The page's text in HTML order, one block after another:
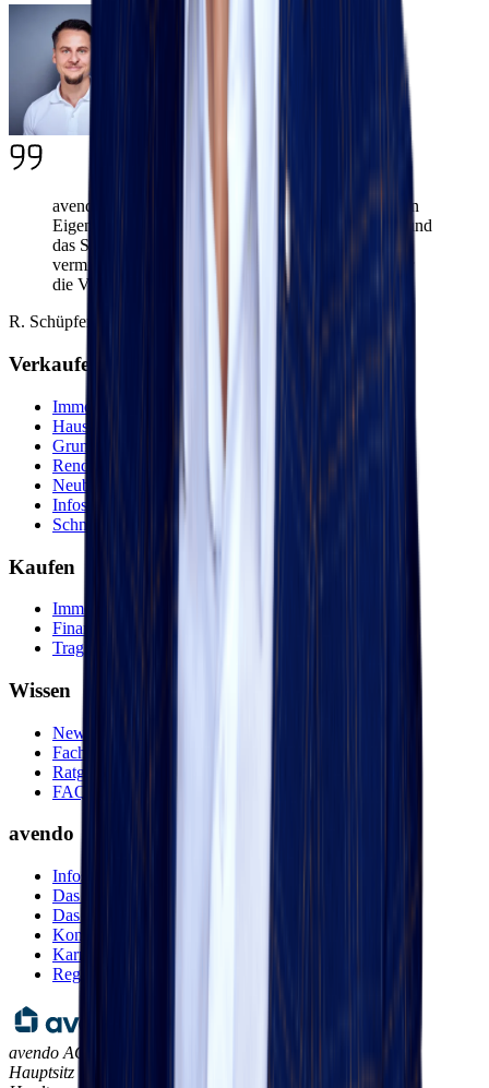
avendo ist die Plattform, nicht der Makler: Wir liefern
Eigentümerinnen und Eigentümern die Marktdaten und
das System für eine fundierte Entscheidung – und
vermitteln sie an einen regionalen Maklerpartner, der
die Vermarktung vor Ort übernimmt.
R. Schüpfer, CEO avendo
Verkaufen
Immobilie verkaufen
Haus / Wohnung
Grundstück
Renditeobjekt
Neubauprojekte
Infos zur Bewertung
Schnellbewertung
Kaufen
Immobilien
Finanzierungsberatung
Tragbarkeitsanalyse
Wissen
News
Fachwissen
Ratgeber
FAQ
avendo
Infos zur Plattform
Das avendo Prinzip
Das Team
Kontakt
Karriere
Regionen
avendo AG,
Hauptsitz